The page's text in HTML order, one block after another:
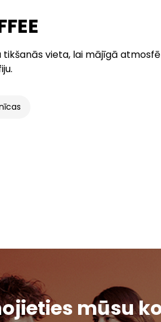
tikšanās vieta, lai mājīgā
mūsu